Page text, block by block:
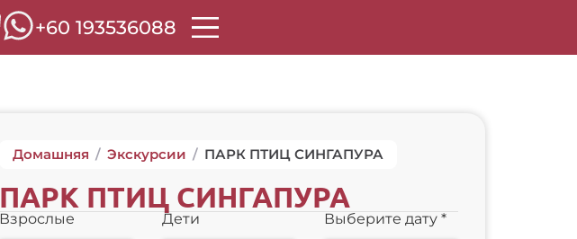
+60 193536088
Домашняя / Экскурсии / ПАРК ПТИЦ СИНГАПУРА
ПАРК ПТИЦ СИНГАПУРА
Взрослые Дети Выберите дату *